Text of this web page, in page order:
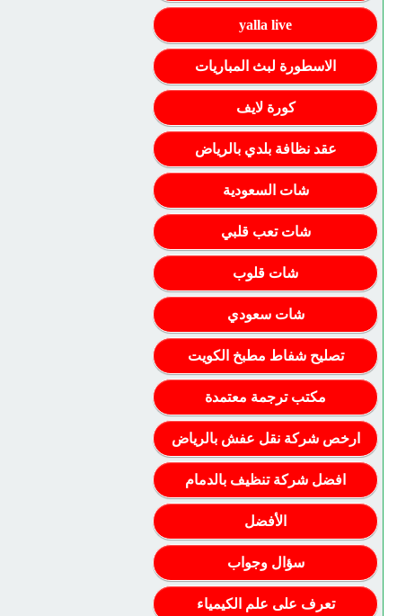
yalla live
الاسطورة لبث المباريات
كورة لايف
عقد نظافة بلدي بالرياض
شات السعودية
شات تعب قلبي
شات قلوب
شات سعودي
تصليح شفاط مطبخ الكويت
مكتب ترجمة معتمدة
ارخص شركة نقل عفش بالرياض
افضل شركة تنظيف بالدمام
الأفضل
سؤال وجواب
تعرف على علم الكيمياء